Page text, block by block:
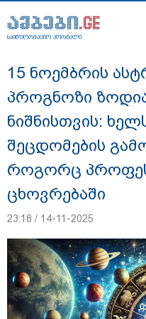
საინფორმაციო პორტალი
რა შემთხვევაში
მოსწავლე
- განათლების
საინფორმაციო პორტალი
15 ნოემბრის
პროგნოზი
ნიშნისთვის:
შეცდომების
როგორც
ცხოვრებაში
23:18 / 14-11-2025